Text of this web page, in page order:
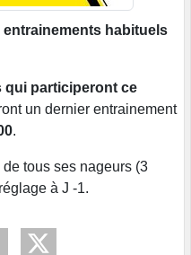
entrainements habituels
qui participeront ce
un dernier entrainement
.
tous ses nageurs (3
à J -1.